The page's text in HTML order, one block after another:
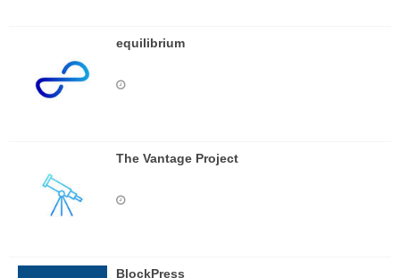
equilibrium
The Vantage Project
BlockPress